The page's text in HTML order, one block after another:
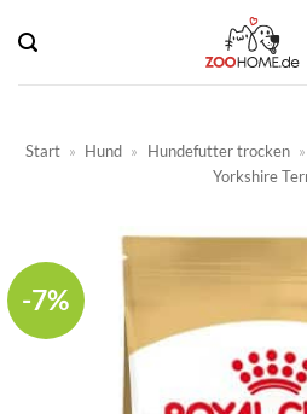
Inhalt
springen
Start » Hund » Hundefutter trocken »
Yorkshire
-7%